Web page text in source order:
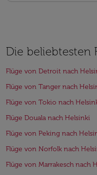
Die beliebtesten
Flüge von Detroit nach
Flüge von Tanger nach
Flüge von Tokio nach
Flüge Douala nach Helsinki
Flüge von Peking nach
Flüge von Norfolk nach
Flüge von Marrakesch nach